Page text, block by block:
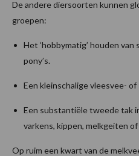
De andere diersoorten kunnen
groepen:
Het ‘hobbymatig’ houden
pony’s.
Een kleinschalige vleesvee- of
Een substantiële tweede tak
varkens, kippen, melkgeiten
Op ruim een kwart van de